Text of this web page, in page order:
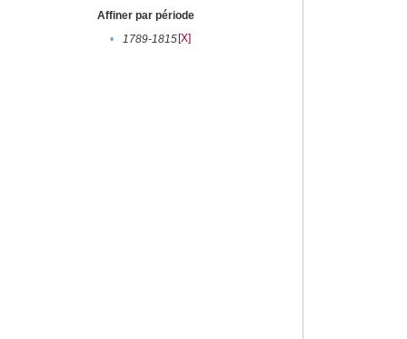
Affiner par période
•
1789-1815[X]